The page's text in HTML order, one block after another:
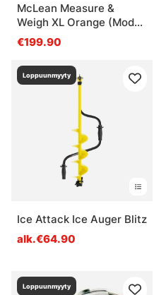
McLean Measure &
Weigh XL Orange (Model
R703)
€199.90
Loppuunmyyty
Ice Attack Ice Auger Blitz
alk.€64.90
Loppuunmyyty